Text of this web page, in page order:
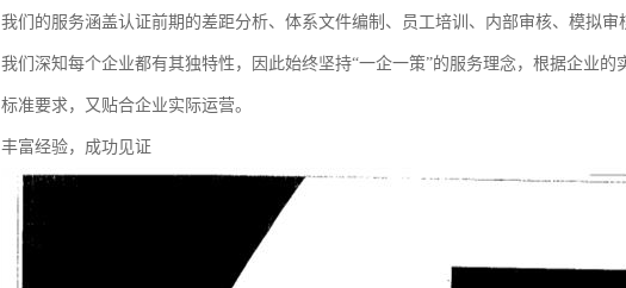
我们的服务涵盖认证前期的差距分析、体系文件编制、员工培训、内部审核、模拟
我们深知每个企业都有其独特性，因此始终坚持“一企一策”的服务理念，根据企业
标准要求，又贴合企业实际运营。
丰富经验，成功见证